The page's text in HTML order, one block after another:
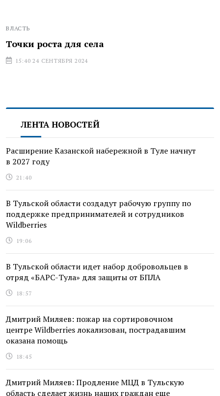
ВЛАСТЬ
Точки роста для села
15:40 24 СЕНТЯБРЯ 2024
ЛЕНТА НОВОСТЕЙ
Расширение Казанской набережной в Туле начнут
в 2027 году
21:40
В Тульской области создадут рабочую группу по
поддержке предпринимателей и сотрудников
Wildberries
19:06
В Тульской области идет набор добровольцев в
отряд «БАРС-Тула» для защиты от БПЛА
18:57
Дмитрий Миляев: пожар на сортировочном
центре Wildberries локализован, пострадавшим
оказана помощь
18:45
Дмитрий Миляев: Продление МЦД в Тульскую
область сделает жизнь наших граждан еще